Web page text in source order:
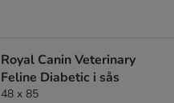
Royal Canin Veterinary
Feline Diabetic i sås
48 x 85